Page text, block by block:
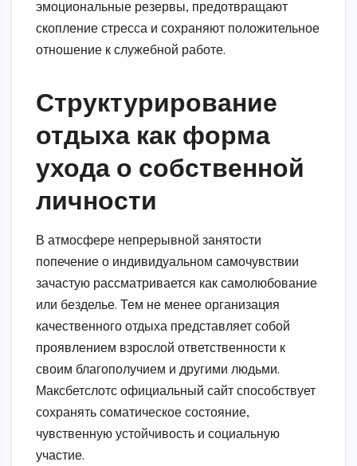
эмоциональные резервы, предотвращают
скопление стресса и сохраняют положительное
отношение к служебной работе.
Структурирование
отдыха как форма
ухода о собственной
личности
В атмосфере непрерывной занятости
попечение о индивидуальном самочувствии
зачастую рассматривается как самолюбование
или безделье. Тем не менее организация
качественного отдыха представляет собой
проявлением взрослой ответственности к
своим благополучием и другими людьми.
Максбетслотс официальный сайт способствует
сохранять соматическое состояние,
чувственную устойчивость и социальную
участие.